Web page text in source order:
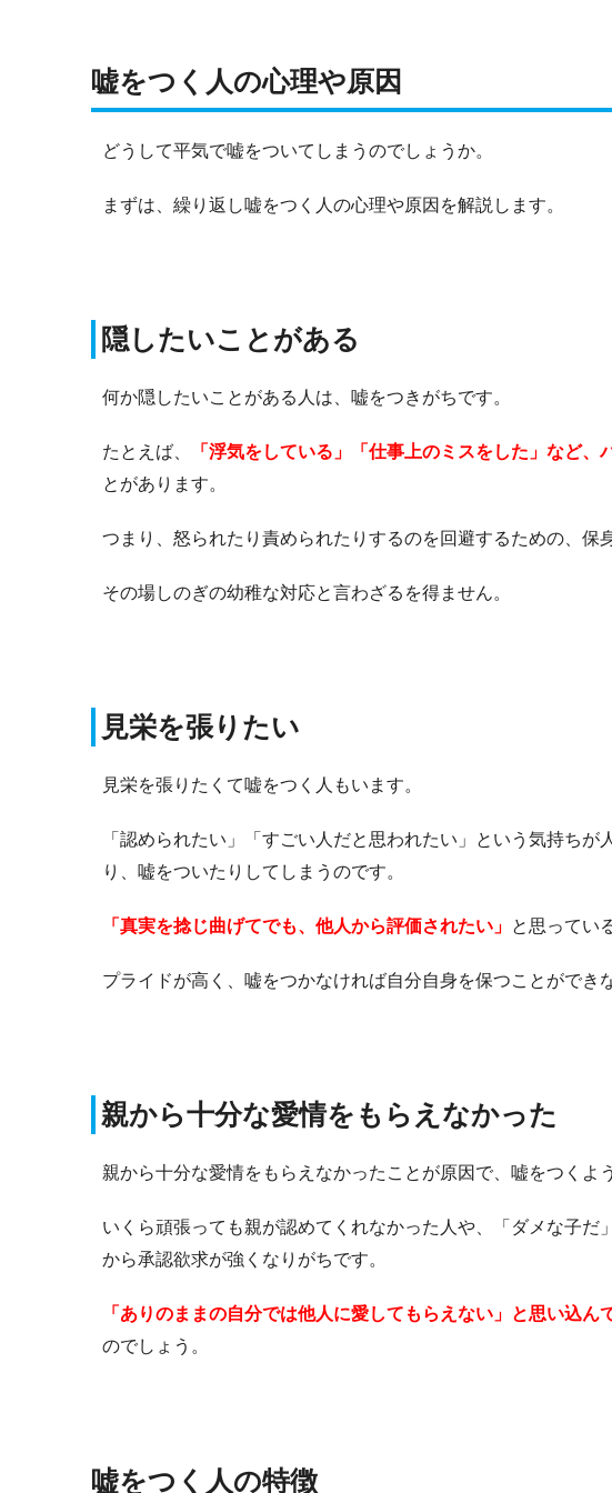
嘘をつく人の心理や原因
どうして平気で嘘をついてしまうのでしょうか。
まずは、繰り返し嘘をつく人の心理や原因を解説します。
隠したいことがある
何か隠したいことがある人は、嘘をつきがちです。
たとえば、 「浮気をしている」「仕事上のミスをした」など
とがあります。
つまり、怒られたり責められたりするのを回避するための、保
その場しのぎの幼稚な対応と言わざるを得ません。
見栄を張りたい
見栄を張りたくて嘘をつく人もいます。
「認められたい」「すごい人だと思われたい」という気持ち
り、嘘をついたりしてしまうのです。
「真実を捻じ曲げてでも、他人から評価されたい」 と思ってい
プライドが高く、嘘をつかなければ自分自身を保つことができ
親から十分な愛情をもらえなかった
親から十分な愛情をもらえなかったことが原因で、嘘をつくよ
いくら頑張っても親が認めてくれなかった人や、「ダメな子
から承認欲求が強くなりがちです。
「ありのままの自分では他人に愛してもらえない」と思い込ん
のでしょう。
嘘をつく人の特徴